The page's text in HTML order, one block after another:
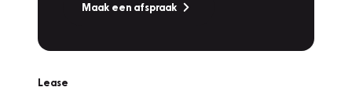
Maak een afspraak
Lease